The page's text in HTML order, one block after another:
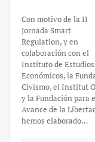
Con motivo de la II
Jornada Smart
Regulation, y en
colaboración con el
Instituto de Estudios
Económicos, la
Civismo, el Institut
y la Fundación para
Avance de la
hemos elaborado…